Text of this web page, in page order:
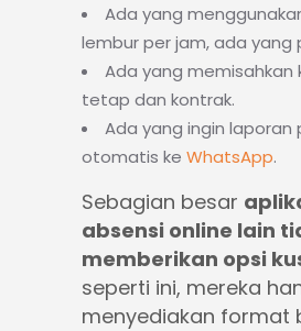
Ada yang
lembur per jam, ada yang
Ada yang memisahkan
tetap dan kontrak.
Ada yang ingin laporan
otomatis ke WhatsApp.
Sebagian besar
absensi online lain
memberikan opsi
seperti ini, mereka
menyediakan format